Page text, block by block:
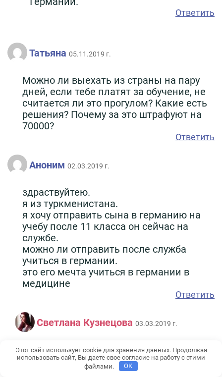
Ответить
Татьяна 05.11.2019 г.
Можно ли выехать из страны на пару
дней, если тебе платят за обучение, не
считается ли это прогулом? Какие есть
решения? Почему за это штрафуют на
70000?
Ответить
Аноним 02.03.2019 г.
здраствуйтею.
я из туркменистана.
я хочу отправить сына в германию на
учебу после 11 класса он сейчас на
службе.
можно ли отправить после служба
учиться в германии.
это его мечта учиться в германии в
медицине
Ответить
Светлана Кузнецова 03.03.2019 г.
Доброго времени суток! Чтобы
поступить в медицинский в Германии,
ваш сын должен проучиться хотя бы
Этот сайт использует cookie для хранения данных. Продолжая
использовать сайт, Вы даете свое согласие на работу с этими
файлами.
OK